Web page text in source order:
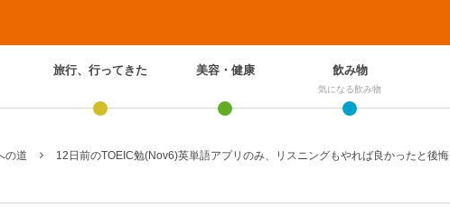
旅行、行ってきた 美容・健康 飲み物
気になる飲み物
の道 12日前のTOEIC勉(Nov6)英単語アプリのみ、リスニングもやれば良かったと後悔